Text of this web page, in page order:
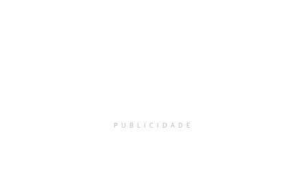
PUBLICIDADE